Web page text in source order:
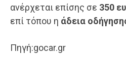
ανέρχεται επίσης σε 350
επί τόπου η άδεια
Πηγή:gocar.gr